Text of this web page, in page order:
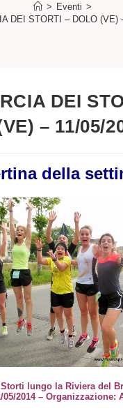
> Eventi >
DEI STORTI – DOLO (VE)
DEI
– 11/05/
della
Storti lungo la Riviera del
05/2014– Organizzazione: